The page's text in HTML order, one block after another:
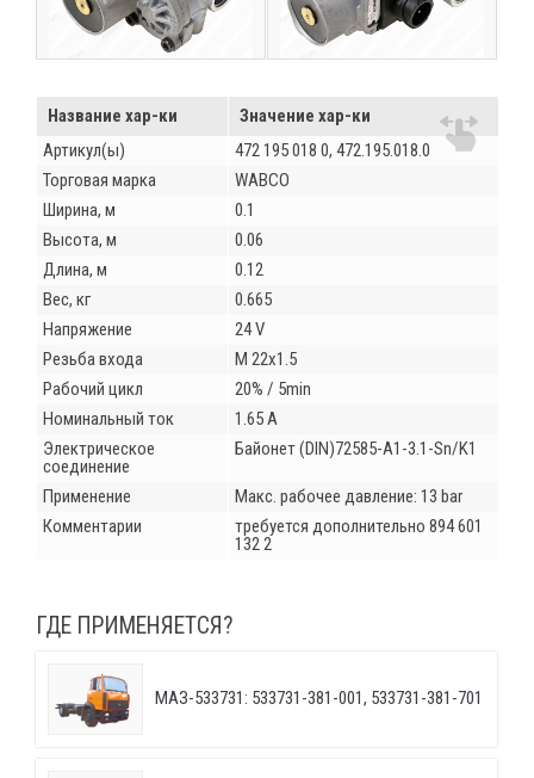
Название хар-ки
Значение хар-ки
Артикул(ы)
472 195 018 0, 472.195.018.0
Торговая марка
WABCO
Ширина, м
0.1
Высота, м
0.06
Длина, м
0.12
Вес, кг
0.665
Напряжение
24 V
Резьба входа
M 22x1.5
Рабочий цикл
20% / 5min
Номинальный ток
1.65 A
Электрическое
соединение
Байонет (DIN)72585-A1-3.1-Sn/K1
Применение
Макс. рабочее давление: 13 bar
Комментарии
требуется дополнительно 894 601
132 2
ГДЕ ПРИМЕНЯЕТСЯ?
МАЗ-533731: 533731-381-001, 533731-381-701